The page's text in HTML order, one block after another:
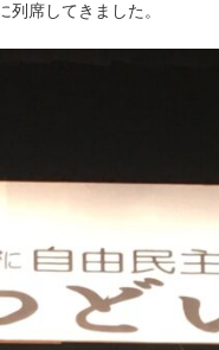
席してきました。